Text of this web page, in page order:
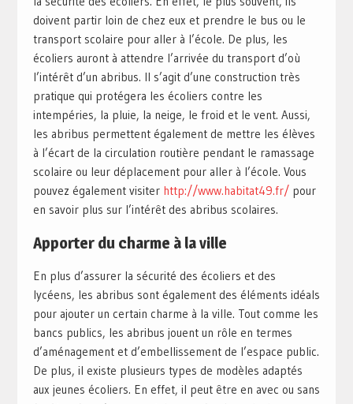
doivent partir loin de chez eux et prendre le bus ou le
transport scolaire pour aller à l’école. De plus, les
écoliers auront à attendre l’arrivée du transport d’où
l’intérêt d’un abribus. Il s’agit d’une construction très
pratique qui protégera les écoliers contre les
intempéries, la pluie, la neige, le froid et le vent. Aussi,
les abribus permettent également de mettre les élèves
à l’écart de la circulation routière pendant le ramassage
scolaire ou leur déplacement pour aller à l’école. Vous
pouvez également visiter http://www.habitat49.fr/pour
en savoir plus sur l’intérêt des abribus scolaires.
Apporter du charme à la ville
En plus d’assurer la sécurité des écoliers et des
lycéens, les abribus sont également des éléments idéals
pour ajouter un certain charme à la ville. Tout comme les
bancs publics, les abribus jouent un rôle en termes
d’aménagement et d’embellissement de l’espace public.
De plus, il existe plusieurs types de modèles adaptés
aux jeunes écoliers. En effet, il peut être en avec ou sans